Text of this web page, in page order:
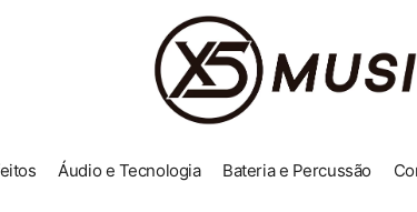
Áudio e Tecnologia Bateria e Percussão